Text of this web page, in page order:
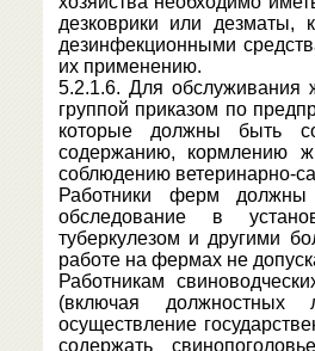
дезковрики или дезматы,
дезинфекционными
их применению.
5.2.1.6. Для обслуживания
группой приказом по
которые должны быть
содержанию, кормлению
соблюдению ветеринарно-
Работники ферм должны
обследование в
туберкулезом и другими
работе на фермах не
Работникам
(включая должностных
осуществление
содержать